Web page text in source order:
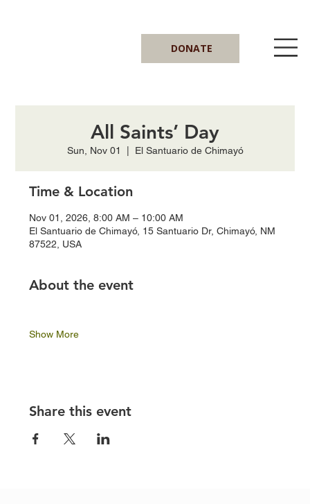
DONATE
All Saints’ Day
Sun, Nov 01 El Santuario de Chimayó
Time & Location
Nov 01, 2026, 8:00 AM – 10:00 AM
El Santuario de Chimayó, 15 Santuario Dr, Chimayó, NM
87522, USA
About the event
Show More
Share this event